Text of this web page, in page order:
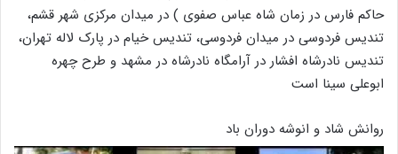
ﺣﺎﮐﻢ ﻓﺎﺭﺱ ﺩﺭ ﺯﻣﺎﻥ ﺷﺎﻩ ﻋﺒﺎﺱ ﺻﻔﻮﯼ ‏) ﺩﺭ ﻣﯿﺪﺍﻥ ﻣﺮﮐﺰﯼ ﺷﻬﺮ ﻗﺸﻢ،
ﺗﻨﺪﯾﺲ ﻓﺮﺩﻭﺳﯽ ﺩﺭ ﻣﯿﺪﺍﻥ ﻓﺮﺩﻭﺳﯽ، ﺗﻨﺪﯾﺲ ﺧﯿﺎﻡ ﺩﺭ ﭘﺎﺭﮎ ﻻﻟﻪ ﺗﻬﺮﺍﻥ،
ﺗﻨﺪﯾﺲ ﻧﺎﺩﺭﺷﺎﻩ ﺍﻓﺸﺎﺭ ﺩﺭ ﺁﺭﺍﻣﮕﺎﻩ ﻧﺎﺩﺭﺷﺎﻩ ﺩﺭ ﻣﺸﻬﺪ ﻭ ﻃﺮﺡ ﭼﻬﺮﻩ
ﺍﺑﻮﻋﻠﯽ ﺳﯿﻨﺎ ﺍﺳﺖ
روانش شاد و انوشه دوران باد